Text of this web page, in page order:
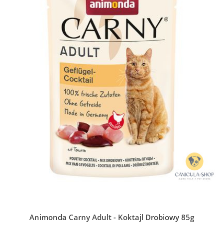
Animonda Carny Adult - Koktajl Drobiowy 85g